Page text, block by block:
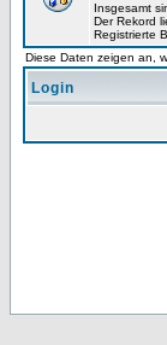
Insgesamt
Der Rekord
Registrierte
Diese Daten zeigen an,
Login